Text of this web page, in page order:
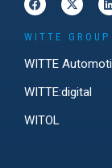
WITTE GROUP
WITTE
WITTE:digital
WITOL